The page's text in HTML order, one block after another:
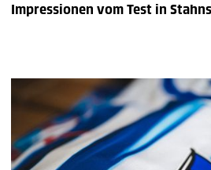
Impressionen vom Test in